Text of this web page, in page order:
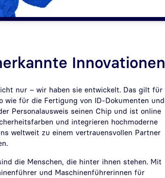
Innovationen
nur – wir haben sie entwickelt. Das gilt für
wie für die Fertigung von ID-Dokumenten und
Personalausweis seinen Chip und ist online
und integrieren hochmoderne
weltweit zu einem vertrauensvollen Partner
die Menschen, die hinter ihnen stehen. Mit
und Maschinenführerinnen für